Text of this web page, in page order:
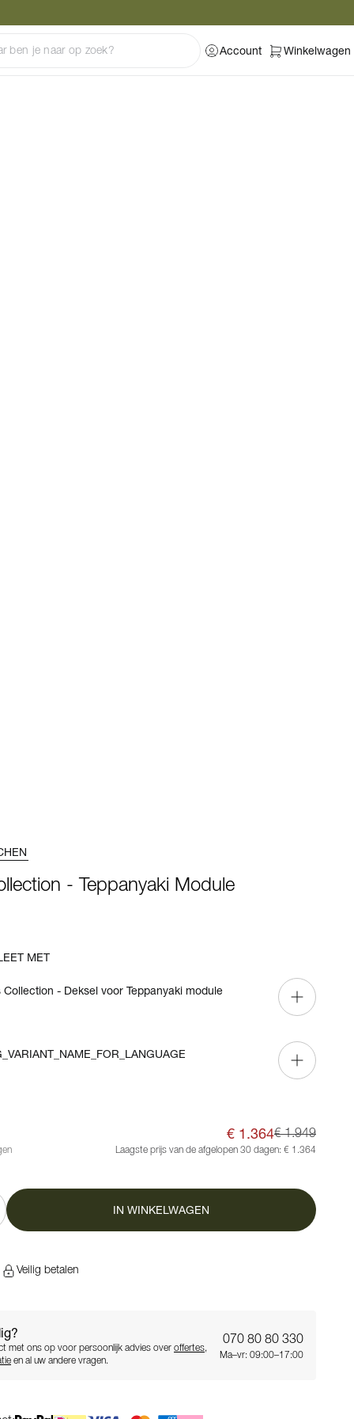
Account Winkelwagen
- Teppanyaki Module
MET
Collection - Deksel voor Teppanyaki module
€ 1.364€ 1.949
Laagste prijs van de afgelopen 30 dagen: € 1.364
IN WINKELWAGEN
Veilig betalen
met ons op voor persoonlijk advies over offertes,
en al uw andere vragen.
070 80 80 330
Ma–vr: 09:00–17:00